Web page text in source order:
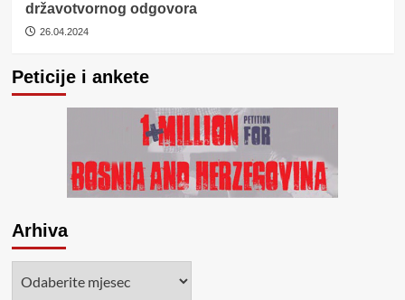
državotvornog odgovora
26.04.2024
Peticije i ankete
Arhiva